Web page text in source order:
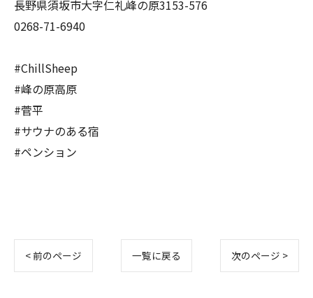
長野県須坂市大字仁礼峰の原3153-576
0268-71-6940
#ChillSheep
#峰の原高原
#菅平
#サウナのある宿
#ペンション
< 前のページ 一覧に戻る 次のページ >